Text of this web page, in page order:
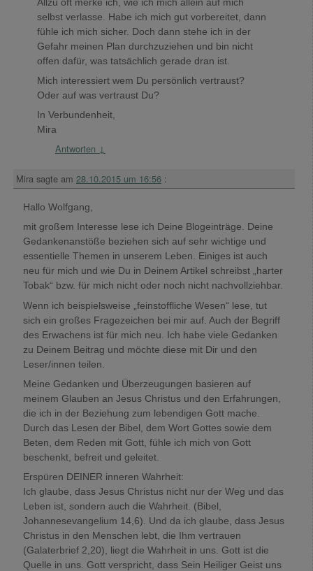
selbst verlasse. Habe ich mich gut vorbereitet, dann
fühle ich mich sicher. Doch dann stehe ich in der
Gefahr meinen Plan durchzuziehen und bin nicht
offen dafür, was tatsächlich gerade dran ist.
Mich interessiert wem Du persönlich vertraust?
Oder auf was vertraust Du?
In Verbundenheit,
Mira
Antworten ↓
Mira sagte am 28.10.2015 um 16:56 :
Hallo Wolfgang,
mit großem Interesse lese ich Deine Blogeinträge. Deine
Gedankenanstöße beziehen sich auf sehr wichtige und
essentielle Themen in unserem Leben. Einiges ist auch
neu für mich und wie Du in Deinem Artikel schreibst „harter
Tobak“ bzw. für mich nicht oder noch nicht nachvollziehbar.
Wenn ich beispielsweise „feinstoffliche Wesen“ lese, tut
sich ein großes Fragezeichen bei mir auf. Auch der Begriff
des Erwachens ist für mich neu. Ich habe viele Gedanken
zu Deinem Beitrag und möchte diese mit Dir und den
Leser/innen teilen.
Meine Gedanken und Überzeugungen basieren auf
meinem Glauben an Jesus Christus und den Erfahrungen,
die ich in der Beziehung zum lebendigen Gott mache.
Durch das Lesen der Bibel, dem Wort Gottes sowie dem
Beten, dem Reden mit Gott, fühle ich mich von Gott
beschenkt, befreit und geleitet.
Erspüren DEINER inneren Wahrheit:
Ich glaube, dass Jesus Christus nicht nur der Weg und das
Leben ist, sondern auch die Wahrheit. (Bibel,
Johannesevangelium 14,6). Und da ich glaube, dass Jesus
Christus in den Menschen lebt, die Ihm vertrauen
(Galaterbrief 2,20), liegt die Wahrheit in uns. Gott ist die
Quelle in uns. Gott verspricht, dass Sein Heiliger Geist uns